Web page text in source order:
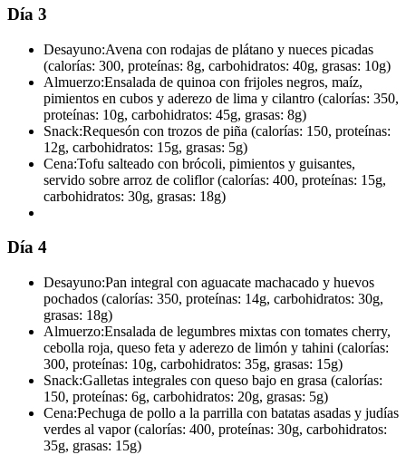
Día 3
Desayuno:Avena con rodajas de plátano y nueces picadas
(calorías: 300, proteínas: 8g, carbohidratos: 40g, grasas: 10g)
Almuerzo:Ensalada de quinoa con frijoles negros, maíz,
pimientos en cubos y aderezo de lima y cilantro (calorías: 350,
proteínas: 10g, carbohidratos: 45g, grasas: 8g)
Snack:Requesón con trozos de piña (calorías: 150, proteínas:
12g, carbohidratos: 15g, grasas: 5g)
Cena:Tofu salteado con brócoli, pimientos y guisantes,
servido sobre arroz de coliflor (calorías: 400, proteínas: 15g,
carbohidratos: 30g, grasas: 18g)
Día 4
Desayuno:Pan integral con aguacate machacado y huevos
pochados (calorías: 350, proteínas: 14g, carbohidratos: 30g,
grasas: 18g)
Almuerzo:Ensalada de legumbres mixtas con tomates cherry,
cebolla roja, queso feta y aderezo de limón y tahini (calorías:
300, proteínas: 10g, carbohidratos: 35g, grasas: 15g)
Snack:Galletas integrales con queso bajo en grasa (calorías:
150, proteínas: 6g, carbohidratos: 20g, grasas: 5g)
Cena:Pechuga de pollo a la parrilla con batatas asadas y judías
verdes al vapor (calorías: 400, proteínas: 30g, carbohidratos:
35g, grasas: 15g)